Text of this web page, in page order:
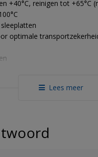
+40°C, reinigen tot +65°C
optimale
/ 2500 kg dynamisch /
Lees meer